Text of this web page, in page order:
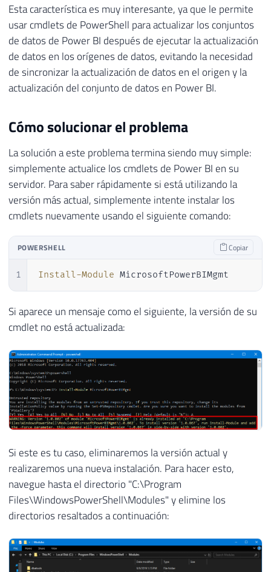
Esta característica es muy interesante, ya que le permite
usar cmdlets de PowerShell para actualizar los conjuntos
de datos de Power BI después de ejecutar la actualización
de datos en los orígenes de datos, evitando la necesidad
de sincronizar la actualización de datos en el origen y la
actualización del conjunto de datos en Power BI.
Cómo solucionar el problema
La solución a este problema termina siendo muy simple:
simplemente actualice los cmdlets de Power BI en su
servidor. Para saber rápidamente si está utilizando la
versión más actual, simplemente intente instalar los
cmdlets nuevamente usando el siguiente comando:
POWERSHELL Copiar
1 Install-Module MicrosoftPowerBIMgmt
Si aparece un mensaje como el siguiente, la versión de su
cmdlet no está actualizada:
Si este es tu caso, eliminaremos la versión actual y
realizaremos una nueva instalación. Para hacer esto,
navegue hasta el directorio "C:\Program
Files\WindowsPowerShell\Modules" y elimine los
directorios resaltados a continuación: